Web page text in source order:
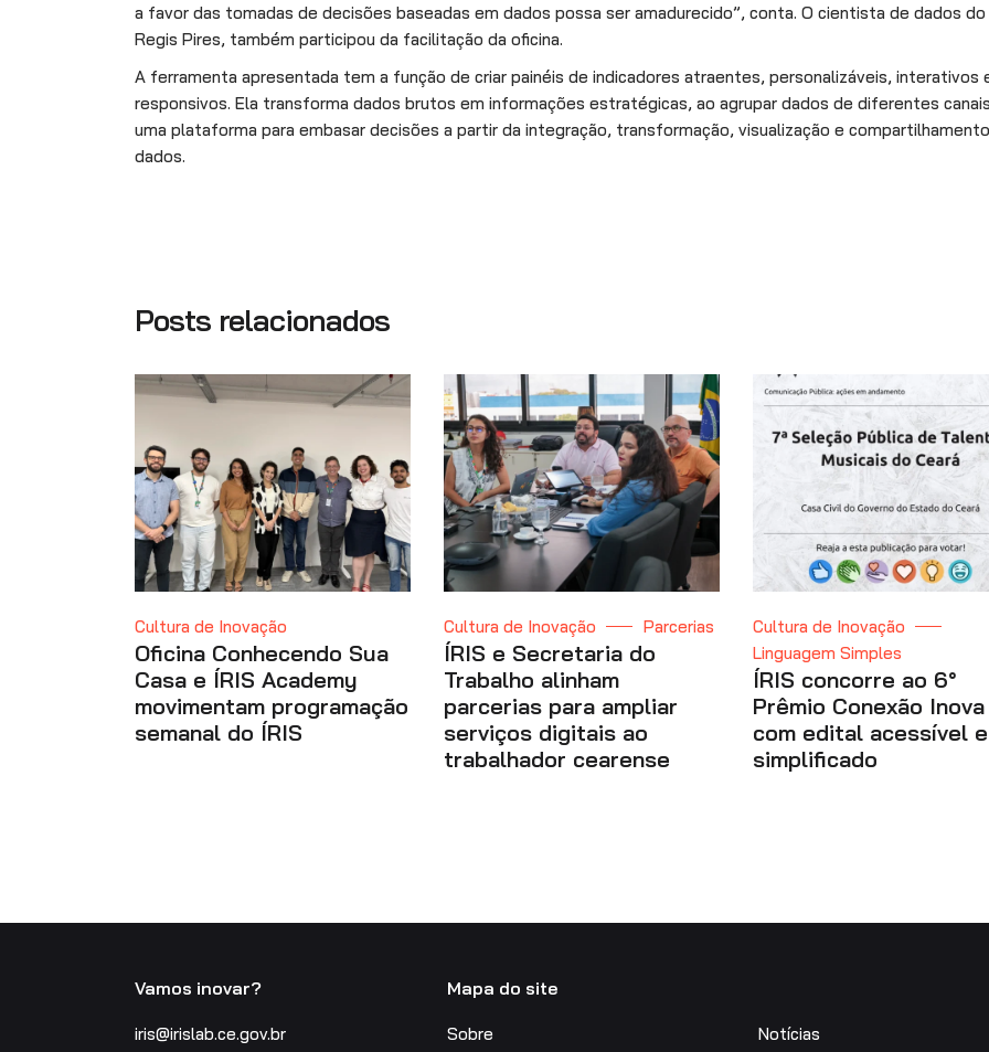
a favor das tomadas de decisões baseadas em dados possa ser amadurecido”, conta. O cientista de dados do
Regis Pires, também participou da facilitação da oficina.
A ferramenta apresentada tem a função de criar painéis de indicadores atraentes, personalizáveis, interativos
responsivos. Ela transforma dados brutos em informações estratégicas, ao agrupar dados de diferentes
uma plataforma para embasar decisões a partir da integração, transformação, visualização e
dados.
Posts relacionados
Cultura de Inovação
Oficina Conhecendo Sua
Casa e ÍRIS Academy
movimentam programação
semanal do ÍRIS
Cultura de Inovação Parcerias
ÍRIS e Secretaria do
Trabalho alinham
parcerias para ampliar
serviços digitais ao
trabalhador cearense
Cultura de Inovação
Linguagem Simples
ÍRIS concorre ao 6°
Prêmio Conexão Inova
com edital acessível e
simplificado
Vamos inovar?
iris@irislab.ce.gov.br
Mapa do site
Sobre Notícias